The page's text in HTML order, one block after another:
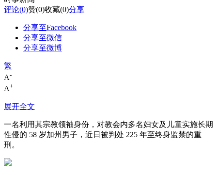
评论(0)赞(0)收藏(0)分享
分享至Facebook
分享至微信
分享至微博
繁
A-
A+
展开全文
一名利用其宗教领袖身份，对教会内多名妇女及儿童实施长期
性侵的 58 岁加州男子，近日被判处 225 年至终身监禁的重
刑。